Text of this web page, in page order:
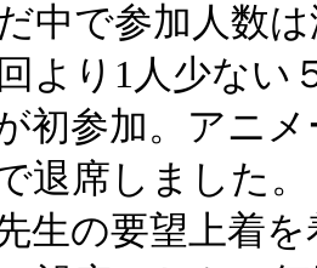
中で参加人数
より1人少ない
初参加。アニ
退席しました。
生の要望上着